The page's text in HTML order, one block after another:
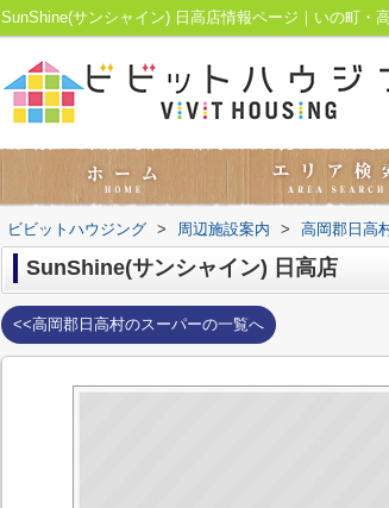
SunShine(サンシャイン) 日高店情報ページ｜いの町・
ビビットハウジング > 周辺施設案内 > 高岡郡日高
SunShine(サンシャイン) 日高店
<<高岡郡日高村のスーパーの一覧へ